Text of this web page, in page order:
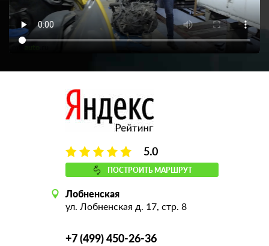
5.0
ПОСТРОИТЬ МАРШРУТ
Лобненская
ул. Лобненская д. 17, стр. 8
+7 (499) 450-26-36